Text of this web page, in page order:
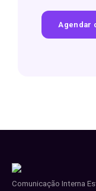
Agendar
Comunicação Interna